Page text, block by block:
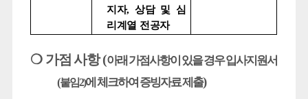
지자, 상담 및 심
리계열 전공자
❍ 가점 사항(아래 가점사항이 있을 경우입사지원서
(붙임2)에 체크하여 증빙자료 제출)